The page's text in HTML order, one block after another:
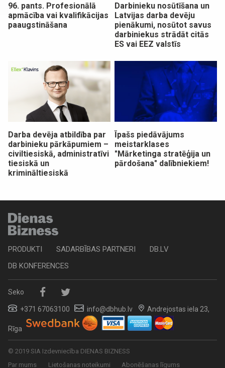
96. pants. Profesionālā
apmācība vai kvalifikācijas
paaugstināšana
Darbinieku nosūtīšana un
Latvijas darba devēju
pienākumi, nosūtot savus
darbiniekus strādāt citās
ES vai EEZ valstīs
Darba devēja atbildība par
darbinieku pārkāpumiem –
civiltiesiskā, administratīvi
tiesiskā un
krimināltiesiskā
Īpašs piedāvājums
meistarklases
"Mārketinga stratēģija un
pārdošana" dalībniekiem!
PRODUKTI SADARBĪBAS PARTNERI
DB.LV
DB KONFERENCES
Seko
+371 67063100 info@dbhub.lv Andrejostas iela 23,
Rīga
© 2019 SIA Izdevniecība DIENAS BIZNESS
Par mums
Lietošanas noteikumi Abonēšanas līgums